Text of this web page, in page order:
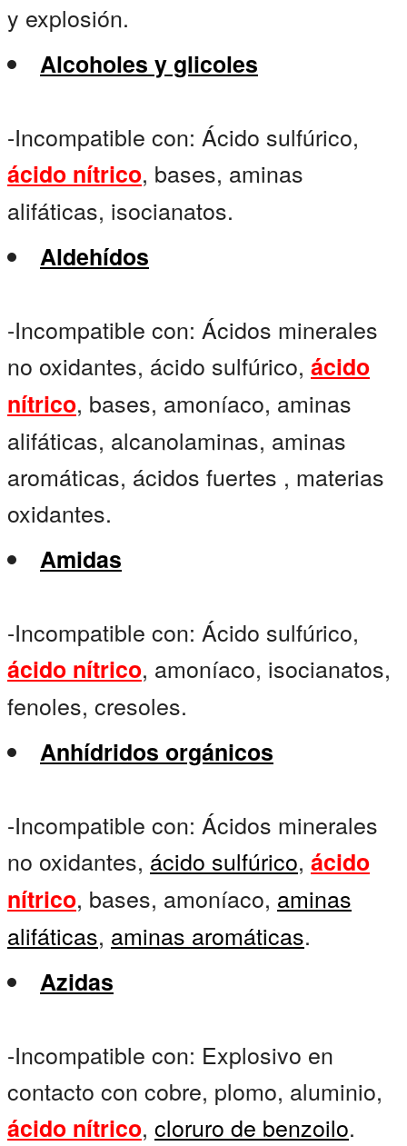
y explosión.
Alcoholes y glicoles
-Incompatible con: Ácido sulfúrico,
ácido nítrico, bases, aminas
alifáticas, isocianatos.
Aldehídos
-Incompatible con: Ácidos minerales
no oxidantes, ácido sulfúrico, ácido
nítrico, bases, amoníaco, aminas
alifáticas, alcanolaminas, aminas
aromáticas, ácidos fuertes , materias
oxidantes.
Amidas
-Incompatible con: Ácido sulfúrico,
ácido nítrico, amoníaco, isocianatos,
fenoles, cresoles.
Anhídridos orgánicos
-Incompatible con: Ácidos minerales
no oxidantes, ácido sulfúrico, ácido
nítrico, bases, amoníaco, aminas
alifáticas, aminas aromáticas.
Azidas
-Incompatible con: Explosivo en
contacto con cobre, plomo, aluminio,
ácido nítrico, cloruro de benzoilo.